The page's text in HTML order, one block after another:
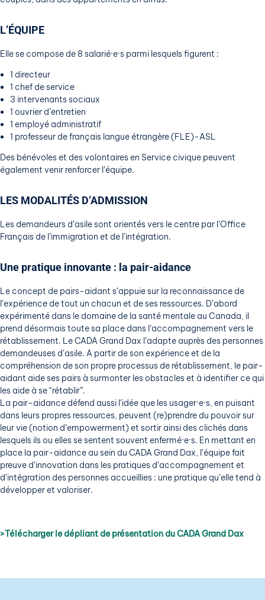
L’ÉQUIPE
Elle se compose de 8 salarié·e·s parmi lesquels figurent :
1 directeur
1 chef de service
3 intervenants sociaux
1 ouvrier d’entretien
1 employé administratif
1 professeur de français langue étrangère (FLE)-ASL
Des bénévoles et des volontaires en Service civique peuvent
également venir renforcer l’équipe.
LES MODALITÉS D’ADMISSION
Les demandeurs d’asile sont orientés vers le centre par l’Office
Français de l’immigration et de l’intégration.
Une pratique innovante : la pair-aidance
Le concept de pairs-aidant s’appuie sur la reconnaissance de
l’expérience de tout un chacun et de ses ressources. D’abord
expérimenté dans le domaine de la santé mentale au Canada, il
prend désormais toute sa place dans l’accompagnement vers le
rétablissement. Le CADA Grand Dax l’adapte auprès des personnes
demandeuses d’asile. A partir de son expérience et de la
compréhension de son propre processus de rétablissement, le pair-
aidant aide ses pairs à surmonter les obstacles et à identifier ce qui
les aide à se “rétablir”.
La pair-aidance défend aussi l’idée que les usager·e·s, en puisant
dans leurs propres ressources, peuvent (re)prendre du pouvoir sur
leur vie (notion d’empowerment) et sortir ainsi des clichés dans
lesquels ils ou elles se sentent souvent enfermé·e·s. En mettant en
place la pair-aidance au sein du CADA Grand Dax, l’équipe fait
preuve d’innovation dans les pratiques d’accompagnement et
d’intégration des personnes accueillies : une pratique qu’elle tend à
développer et valoriser.
>Télécharger le dépliant de présentation du CADA Grand Dax